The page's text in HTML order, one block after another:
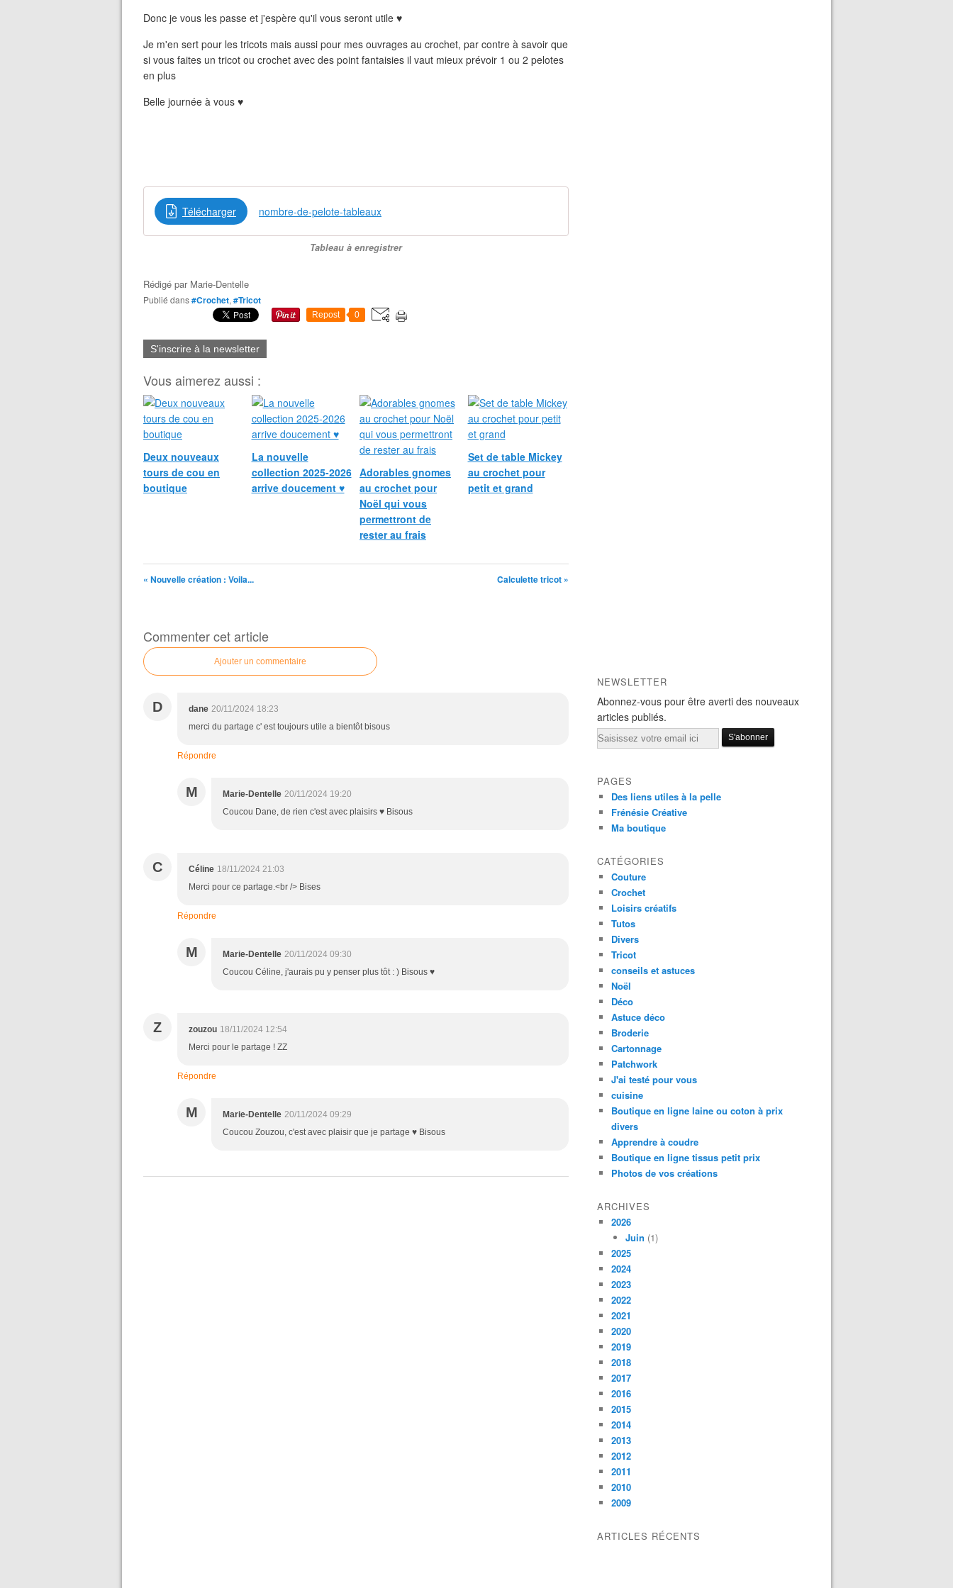
Donc je vous les passe et j'espère qu'il vous seront utile ♥
Je m'en sert pour les tricots mais aussi pour mes ouvrages au crochet, par contre à savoir que
si vous faites un tricot ou crochet avec des point fantaisies il vaut mieux prévoir 1 ou 2 pelotes
en plus
Belle journée à vous ♥
Télécharger nombre-de-pelote-tableaux
Tableau à enregistrer
Rédigé par Marie-Dentelle
Publié dans#Crochet, #Tricot
Repost 0
S'inscrire à la newsletter
Vous aimerez aussi :
Deux nouveaux
tours de cou en
boutique
La nouvelle
collection 2025-2026
arrive doucement ♥
Adorables gnomes
au crochet pour
Noël qui vous
permettront de
rester au frais
Set de table Mickey
au crochet pour
petit et grand
« Nouvelle création : Voila... Calculette tricot »
Commenter cet article
Ajouter un commentaire
D dane 20/11/2024 18:23
merci du partage c' est toujours utile a bientôt bisous
Répondre
M Marie-Dentelle 20/11/2024 19:20
Coucou Dane, de rien c'est avec plaisirs ♥ Bisous
C Céline 18/11/2024 21:03
Merci pour ce partage.<br /> Bises
Répondre
M Marie-Dentelle 20/11/2024 09:30
Coucou Céline, j'aurais pu y penser plus tôt : ) Bisous ♥
Z zouzou 18/11/2024 12:54
Merci pour le partage ! ZZ
Répondre
M Marie-Dentelle 20/11/2024 09:29
Coucou Zouzou, c'est avec plaisir que je partage ♥ Bisous
NEWSLETTER
Abonnez-vous pour être averti des nouveaux
articles publiés.
Email
PAGES
Des liens utiles à la pelle
Frénésie Créative
Ma boutique
CATÉGORIES
Couture
Crochet
Loisirs créatifs
Tutos
Divers
Tricot
conseils et astuces
Noël
Déco
Astuce déco
Broderie
Cartonnage
Patchwork
J'ai testé pour vous
cuisine
Boutique en ligne laine ou coton à prix
divers
Apprendre à coudre
Boutique en ligne tissus petit prix
Photos de vos créations
ARCHIVES
2026
Juin (1)
2025
2024
2023
2022
2021
2020
2019
2018
2017
2016
2015
2014
2013
2012
2011
2010
2009
ARTICLES RÉCENTS